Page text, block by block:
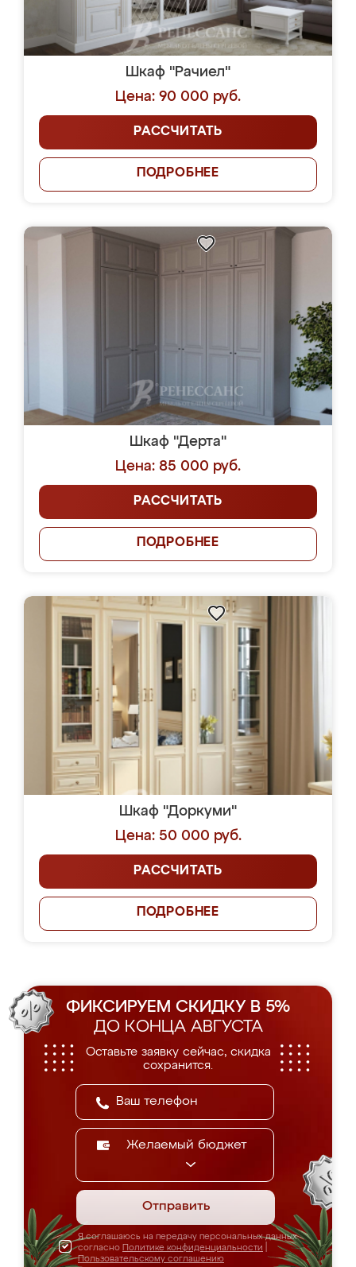
Шкаф "Рачиел"
Цена: 90 000 руб.
РАССЧИТАТЬ
ПОДРОБНЕЕ
Шкаф "Дерта"
Цена: 85 000 руб.
РАССЧИТАТЬ
ПОДРОБНЕЕ
Шкаф "Доркуми"
Цена: 50 000 руб.
РАССЧИТАТЬ
ПОДРОБНЕЕ
ФИКСИРУЕМ СКИДКУ В 5%
ДО КОНЦА АВГУСТА
Оставьте заявку сейчас, скидка
сохранится.
Желаемый бюджет
Отправить
Я соглашаюсь на передачу персональных данных
согласно Политике конфиденциальности
Пользовательскому соглашению